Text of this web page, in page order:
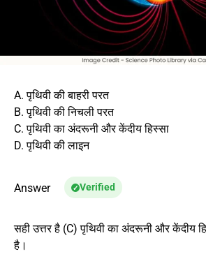
A. पृथिवी की बाहरी परत
B. पृथिवी की निचली परत
C. पृथिवी का अंदरूनी और केंदीय हिस्सा
D. पृथिवी की लाइन
Answer Verified
सही उत्तर है (C) पृथिवी का अंदरूनी और केंदीय
है।